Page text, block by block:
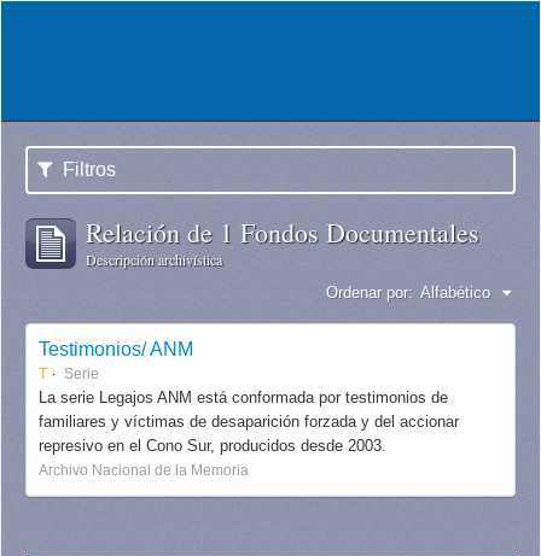
Filtros
Relación de 1 Fondos Documentales
Descripción archivística
Ordenar por: Alfabético
Testimonios/ ANM
T Serie
La serie Legajos ANM está conformada por testimonios de
familiares y víctimas de desaparición forzada y del accionar
represivo en el Cono Sur, producidos desde 2003.
Archivo Nacional de la Memoria